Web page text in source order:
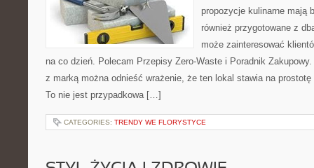
propozycje kulinarne mają
również przygotowane z
może zainteresować
na co dzień. Polecam Przepisy Zero-Waste i Poradnik
z marką można odnieść wrażenie, że ten lokal stawia na prostotę
To nie jest przypadkowa […]
CATEGORIES: TRENDY WE FLORYSTYCE